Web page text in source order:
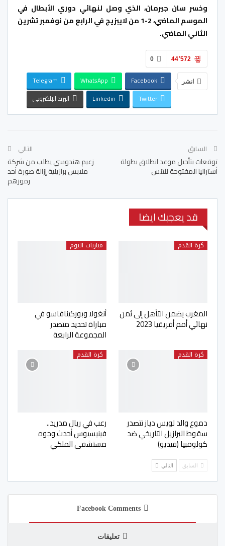
وخسر سان جيرمان، الذي وصل لنهائي دوري الأبطال في
الموسم الماضي، 2-1 من لايبزيج في الرابع من نوفمبر تشرين
الثاني الماضي.
0 44٬572
انشر Facebook
WhatsApp
Telegram
Twitter
Linkedin البريد الإلكتروني
السابق
توقعات بتأجيل موعد انطلاق بطولة
أستراليا المفتوحة للتنس
التالي
زعيم هندوسي يطلب من شركة
ملابس برازيلية إزالة صورة أحد
رموزهم
قد يعجبك ايضا
كرة القدم
المغرب يضمن التأهل إلى ثمن
نهائي أمم أفريقيا 2023
مباريات اليوم
أنغولا وبوركينافاسو في
مباراة تحديد متصدر
المجموعة الرابعة
كرة القدم
دموع والد لويس دياز تتصدر
سقوط البرازيل التاريخي ضد
كولومبيا (فيديو)
كرة القدم
رعب في ريال مدريد..
فينيسيوس أحدث وجوه
مستشفى الملكي
السابق التالي
Facebook Comments
تعليقات